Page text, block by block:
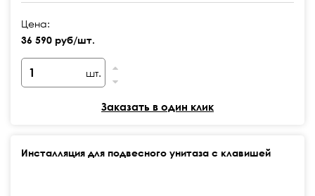
Цена:
36 590 руб/шт.
шт.
Заказать в один клик
Инсталляция для подвесного унитаза с клавишей